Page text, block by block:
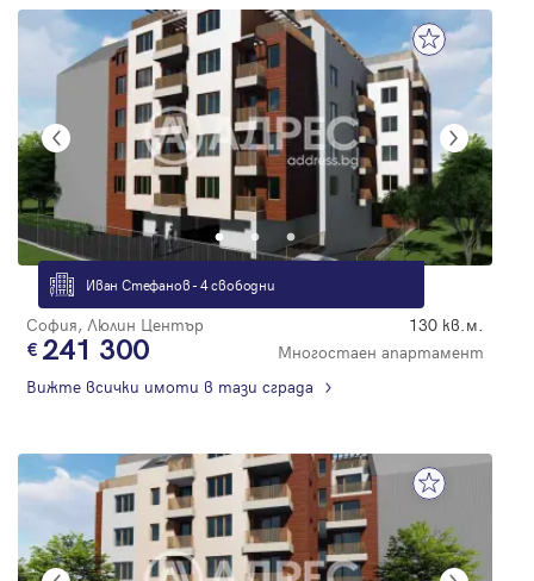
Иван Стефанов - 4 свободни
София, Люлин Център 130 кв.м.
241 300
Многостаен апартамент
Вижте всички имоти в тази сграда